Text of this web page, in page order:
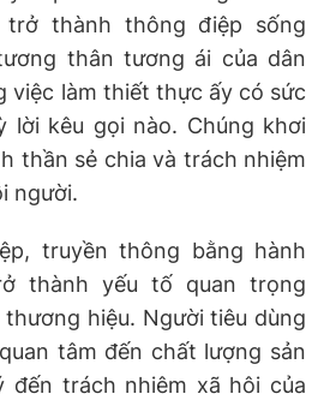
thành thông điệp sống
thân tương ái của dân
việc làm thiết thực ấy có sức
lời kêu gọi nào. Chúng khơi
thần sẻ chia và trách nhiệm
người.
truyền thông bằng hành
thành yếu tố quan trọng
hiệu. Người tiêu dùng
tâm đến chất lượng sản
đến trách nhiệm xã hội của